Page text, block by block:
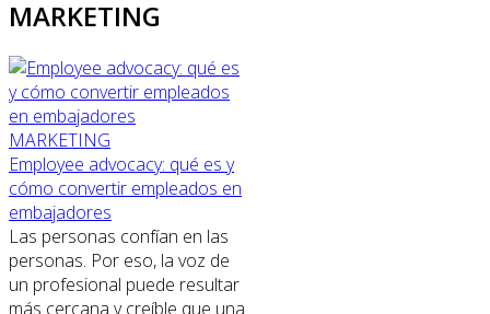
MARKETING
MARKETING
Employee advocacy: qué es y
cómo convertir empleados en
embajadores
Las personas confían en las
personas. Por eso, la voz de
un profesional puede resultar
más cercana y creíble que una